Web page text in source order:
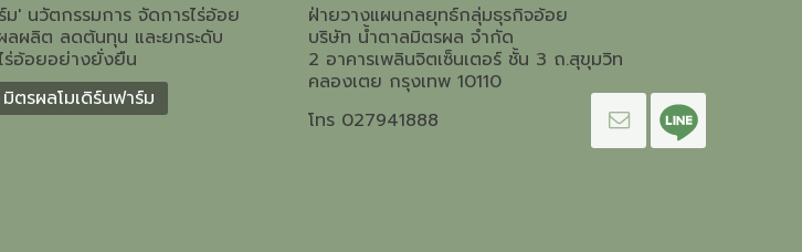
ม' นวัตกรรมการ จัดการไร่อ้อย
ลผลิต ลดต้นทุน และยกระดับ
อ้อยอย่างยั่งยืน
ตรผลโมเดิร์นฟาร์ม
ฝ่ายวางแผนกลยุทธ์กลุ่มธุรกิจอ้อย
บริษัท น้ำตาลมิตรผล จำกัด
2 อาคารเพลินจิตเซ็นเตอร์ ชั้น 3 ถ.สุขุมวิท
คลองเตย กรุงเทพ 10110
โทร 027941888